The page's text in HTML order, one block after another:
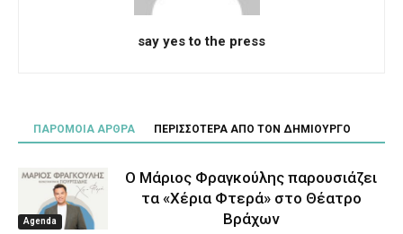
say yes to the press
ΠΑΡΟΜΟΙΑ ΑΡΘΡΑ ΠΕΡΙΣΣΟΤΕΡΑ ΑΠΟ ΤΟΝ ΔΗΜΙΟΥΡΓΟ
Agenda
Ο Μάριος Φραγκούλης παρουσιάζει
τα «Χέρια Φτερά» στο Θέατρο
Βράχων